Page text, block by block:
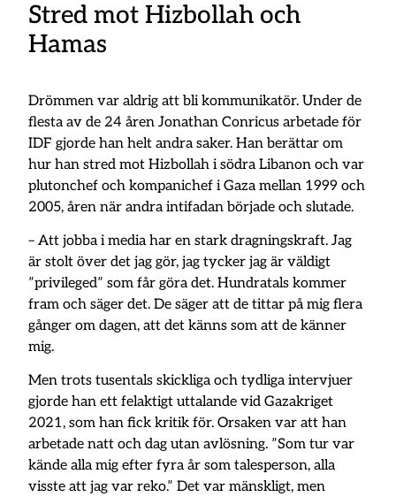
Stred mot Hizbollah och
Hamas
Drömmen var aldrig att bli kommunikatör. Under de
flesta av de 24 åren Jonathan Conricus arbetade för
IDF gjorde han helt andra saker. Han berättar om
hur han stred mot Hizbollah i södra Libanon och var
plutonchef och kompanichef i Gaza mellan 1999 och
2005, åren när andra intifadan började och slutade.
– Att jobba i media har en stark dragningskraft. Jag
är stolt över det jag gör, jag tycker jag är väldigt
”privileged” som får göra det. Hundratals kommer
fram och säger det. De säger att de tittar på mig flera
gånger om dagen, att det känns som att de känner
mig.
Men trots tusentals skickliga och tydliga intervjuer
gjorde han ett felaktigt uttalande vid Gazakriget
2021, som han fick kritik för. Orsaken var att han
arbetade natt och dag utan avlösning. ”Som tur var
kände alla mig efter fyra år som talesperson, alla
visste att jag var reko.” Det var mänskligt, men